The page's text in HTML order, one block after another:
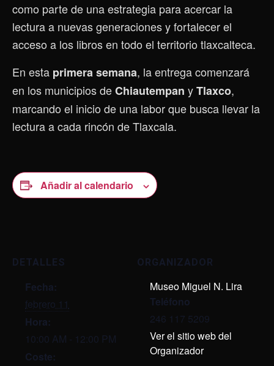
como parte de una estrategia para acercar la
lectura a nuevas generaciones y fortalecer el
acceso a los libros en todo el territorio tlaxcalteca.
En esta primera semana, la entrega comenzará
en los municipios deChiautempan yTlaxco,
marcando el inicio de una labor que busca llevar la
lectura a cada rincón de Tlaxcala.
Añadir al calendario
DETALLES
Fecha:
febrero 11
Hora:
10:00 AM - 12:00 PM
Coste:
ORGANIZADOR
Museo Miguel N. Lira
Teléfono
246 117 5209
Ver el sitio web del
Organizador